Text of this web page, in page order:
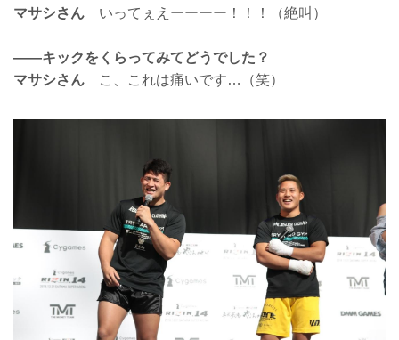
マサシさん いってぇえーーーー！！！（絶叫）
――キックをくらってみてどうでした？
マサシさん こ、これは痛いです…（笑）